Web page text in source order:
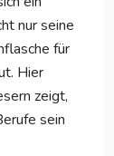
nur seine
für
Hier
zeigt,
sein